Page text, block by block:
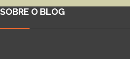
SOBRE O BLOG